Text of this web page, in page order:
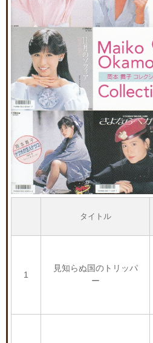
タイトル
1
見知らぬ国のトリッパ
ー